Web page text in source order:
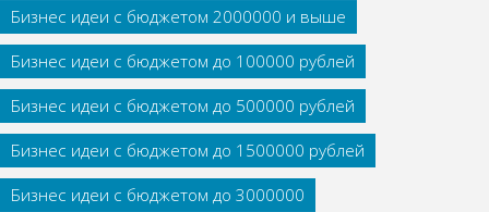
Бизнес идеи с бюджетом 2000000 и выше
Бизнес идеи с бюджетом до 100000 рублей
Бизнес идеи с бюджетом до 500000 рублей
Бизнес идеи с бюджетом до 1500000 рублей
Бизнес идеи с бюджетом до 3000000